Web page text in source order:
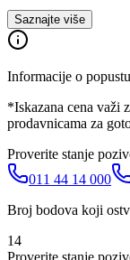
Saznajte više
Informacije o popustu
*Iskazana cena važi
prodavnicama za
Proverite stanje
011 44 14 000
Broj bodova koji
14
Proverite stanje